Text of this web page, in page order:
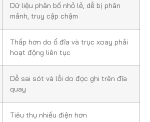
Dữ liệu phân bố nhỏ lẻ, dễ bị phân
mảnh, truy cập chậm
Thấp hơn do ổ đĩa và trục xoay phải
hoạt động liên tục
Dễ sai sót và lỗi do đọc ghi trên đĩa
quay
Tiêu thụ nhiều điện hơn